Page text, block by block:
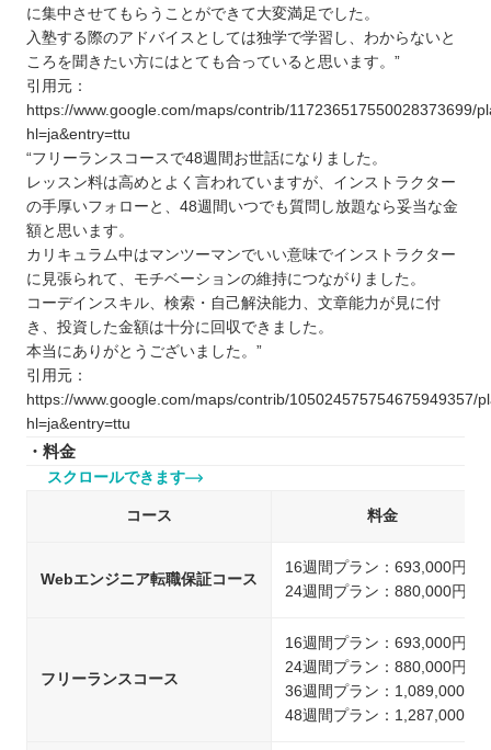
に集中させてもらうことができて大変満足でした。
入塾する際のアドバイスとしては独学で学習し、わからないと
ころを聞きたい方にはとても合っていると思います。”
引用元：
https://www.google.com/maps/contrib/
hl=ja&entry=ttu
“フリーランスコースで48週間お世話になりました。
レッスン料は高めとよく言われていますが、インストラクター
の手厚いフォローと、48週間いつでも質問し放題なら妥当な金
額と思います。
カリキュラム中はマンツーマンでいい意味でインストラクター
に見張られて、モチベーションの維持につながりました。
コーデインスキル、検索・自己解決能力、文章能力が見に付
き、投資した金額は十分に回収できました。
本当にありがとうございました。”
引用元：
https://www.google.com/maps/contrib/
hl=ja&entry=ttu
・料金
スクロールできます
コース 料金
Webエンジニア転職保証コース
16週間プラン：693,000円
24週間プラン：880,000円
フリーランスコース
16週間プラン：693,000円
24週間プラン：880,000円
36週間プラン：1,089,000円
48週間プラン：1,287,000円